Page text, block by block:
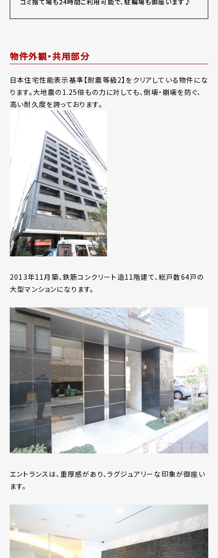
物件外観・共用部分
日本住宅性能表示基準【耐震等級2】をクリアしている物件にな
ります。大地震の1.25倍もの力に対しても、倒壊・崩壊を防ぐ、
高い耐久度を誇っております。
2013年11月築、鉄筋コンクリート造11階建て、総戸数64戸の
大型マンションになります。
エントランスは、重厚感があり、ラグジュアリーな印象が御座い
ます。